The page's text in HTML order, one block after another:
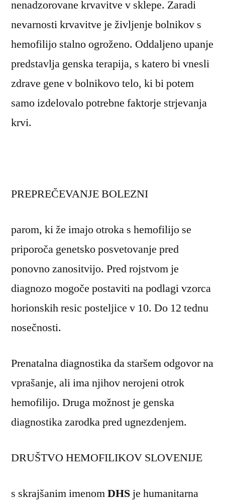
nenadzorovane krvavitve v sklepe. Zaradi
nevarnosti krvavitve je življenje bolnikov s
hemofilijo stalno ogroženo. Oddaljeno upanje
predstavlja genska terapija, s katero bi vnesli
zdrave gene v bolnikovo telo, ki bi potem
samo izdelovalo potrebne faktorje strjevanja
krvi.
PREPREČEVANJE BOLEZNI
parom, ki že imajo otroka s hemofilijo se
priporoča genetsko posvetovanje pred
ponovno zanositvijo. Pred rojstvom je
diagnozo mogoče postaviti na podlagi vzorca
horionskih resic posteljice v 10. Do 12 tednu
nosečnosti.
Prenatalna diagnostika da staršem odgovor na
vprašanje, ali ima njihov nerojeni otrok
hemofilijo. Druga možnost je genska
diagnostika zarodka pred ugnezdenjem.
DRUŠTVO HEMOFILIKOV SLOVENIJE
s skrajšanim imenomDHS je humanitarna